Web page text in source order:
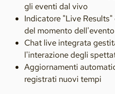
gli eventi dal vivo
Indicatore "Live
del momento dell'evento
Chat live integrata
l'interazione degli
Aggiornamenti
registrati nuovi tempi